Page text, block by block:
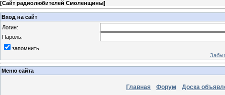
[Сайт радиолюбителей Смоленщины]
Вход на сайт
Логин:
Пароль:
запомнить
Меню сайта
Главная Форум Доска